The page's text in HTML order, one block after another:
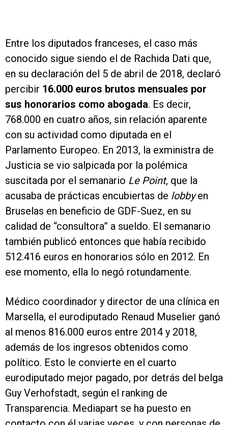
Entre los diputados franceses, el caso más
conocido sigue siendo el de Rachida Dati que,
en su declaración del 5 de abril de 2018, declaró
percibir 16.000 euros brutos mensuales por
sus honorarios como abogada. Es decir,
768.000 en cuatro años, sin relación aparente
con su actividad como diputada en el
Parlamento Europeo. En 2013, la exministra de
Justicia se vio salpicada por la polémica
suscitada por el semanario Le Point, que la
acusaba de prácticas encubiertas de lobbyen
Bruselas en beneficio de GDF-Suez, en su
calidad de “consultora” a sueldo. El semanario
también publicó entonces que había recibido
512.416 euros en honorarios sólo en 2012. En
ese momento, ella lo negó rotundamente.
Médico coordinador y director de una clínica en
Marsella, el eurodiputado Renaud Muselier ganó
al menos 816.000 euros entre 2014 y 2018,
además de los ingresos obtenidos como
político. Esto le convierte en el cuarto
eurodiputado mejor pagado, por detrás del belga
Guy Verhofstadt, según el ranking de
Transparencia. Mediapart se ha puesto en